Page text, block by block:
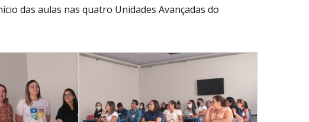
das aulas nas quatro Unidades Avançadas do